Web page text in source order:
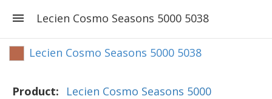
Lecien Cosmo Seasons 5000 5038
Lecien Cosmo Seasons 5000 5038
Product:
Lecien Cosmo Seasons 5000